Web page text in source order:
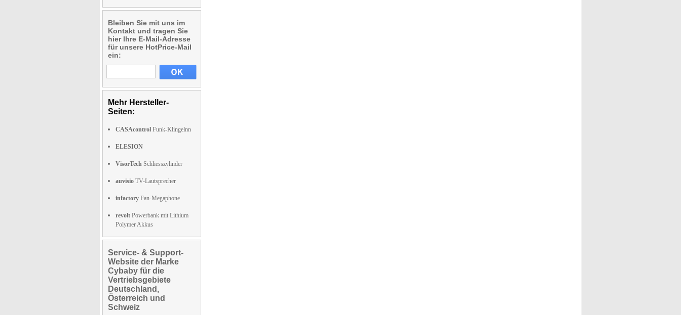
Bleiben Sie mit uns im
Kontakt und tragen Sie
hier Ihre E-Mail-Adresse
für unsere HotPrice-Mail
ein:
Mehr Hersteller-
Seiten:
CASAcontrol Funk-Klingelnn
ELESION
VisorTech Schliesszylinder
auvisio TV-Lautsprecher
infactory Fan-Megaphone
revolt Powerbank mit Lithium
Polymer Akkus
Service- & Support-
Website der Marke
Cybaby für die
Vertriebsgebiete
Deutschland,
Österreich und
Schweiz